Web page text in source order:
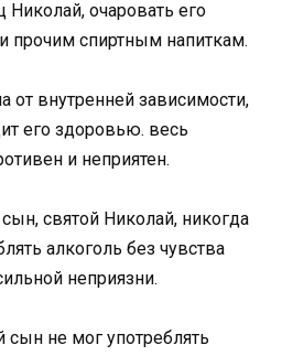
очаровать его
прочим спиртным напиткам.
от внутренней зависимости,
его здоровью. весь
и неприятен.
святой Николай, никогда
алкоголь без чувства
неприязни.
сын не мог употреблять